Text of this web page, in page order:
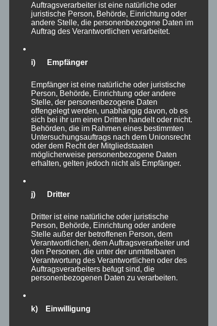
Nach fünf Stunden waren meine Beine langsam
müde und so habe ich viele Tiere nicht mehr
Besuch erledigt werden. Auf dem Weg lagen
allerdings nochDachs
Auftragsverarbeiter ist eine natürliche oder
juristische Person, Behörde, Einrichtung oder
andere Stelle, die personenbezogene Daten im
Auftrag des Verantwortlichen verarbeitet.
i) Empfänger
Empfänger ist eine natürliche oder juristische
Person, Behörde, Einrichtung oder andere
Stelle, der personenbezogene Daten
offengelegt werden, unabhängig davon, ob es
sich bei ihr um einen Dritten handelt oder nicht.
Behörden, die im Rahmen eines bestimmten
Untersuchungsauftrags nach dem Unionsrecht
oder dem Recht der Mitgliedstaaten
möglicherweise personenbezogene Daten
erhalten, gelten jedoch nicht als Empfänger.
j) Dritter
Dritter ist eine natürliche oder juristische
Person, Behörde, Einrichtung oder andere
Stelle außer der betroffenen Person, dem
Verantwortlichen, dem Auftragsverarbeiter und
den Personen, die unter der unmittelbaren
Verantwortung des Verantwortlichen oder des
Auftragsverarbeiters befugt sind, die
personenbezogenen Daten zu verarbeiten.
k) Einwilligung